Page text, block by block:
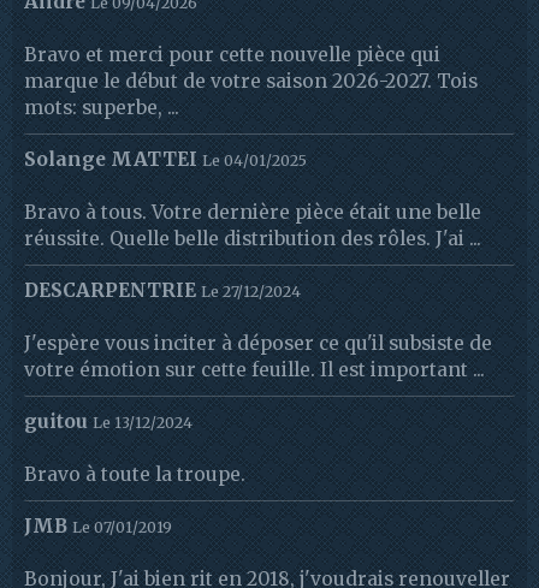
Bravo et merci pour cette nouvelle pièce qui
marque le début de votre saison 2026-2027. Tois
mots: superbe, ...
Solange MATTEI Le 04/01/2025
Bravo à tous. Votre dernière pièce était une belle
réussite. Quelle belle distribution des rôles. J'ai ...
DESCARPENTRIE Le 27/12/2024
J'espère vous inciter à déposer ce qu'il subsiste de
votre émotion sur cette feuille. Il est important ...
guitou Le 13/12/2024
Bravo à toute la troupe.
JMB Le 07/01/2019
Bonjour, J'ai bien rit en 2018, j'voudrais renouveller